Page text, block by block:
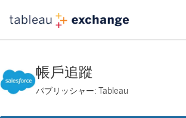
帳戶追蹤
パブリッシャー: Tableau